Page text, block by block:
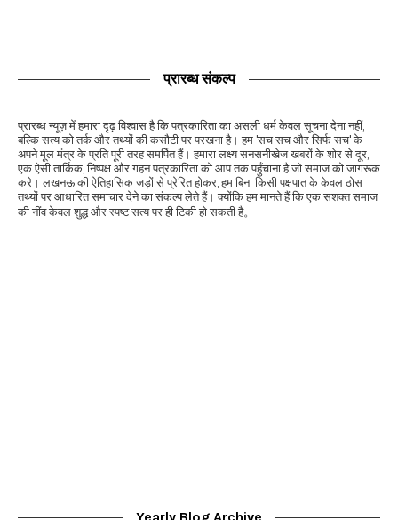
प्रारब्ध संकल्प
प्रारब्ध न्यूज़ में हमारा दृढ़ विश्वास है कि पत्रकारिता का असली धर्म केवल सूचना देना नहीं,
बल्कि सत्य को तर्क और तथ्यों की कसौटी पर परखना है। हम 'सच सच और सिर्फ सच' के
अपने मूल मंत्र के प्रति पूरी तरह समर्पित हैं। हमारा लक्ष्य सनसनीखेज खबरों के शोर से दूर,
एक ऐसी तार्किक, निष्पक्ष और गहन पत्रकारिता को आप तक पहुँचाना है जो समाज को जागरूक
करे। लखनऊ की ऐतिहासिक जड़ों से प्रेरित होकर, हम बिना किसी पक्षपात के केवल ठोस
तथ्यों पर आधारित समाचार देने का संकल्प लेते हैं। क्योंकि हम मानते हैं कि एक सशक्त समाज
की नींव केवल शुद्ध और स्पष्ट सत्य पर ही टिकी हो सकती है。